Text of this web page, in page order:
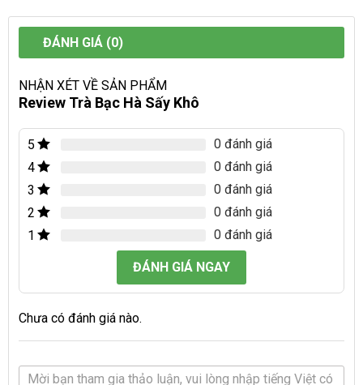
ĐÁNH GIÁ (0)
NHẬN XÉT VỀ SẢN PHẨM
Review Trà Bạc Hà Sấy Khô
5
0 đánh giá
4
0 đánh giá
3
0 đánh giá
2
0 đánh giá
1
0 đánh giá
ĐÁNH GIÁ NGAY
Chưa có đánh giá nào.